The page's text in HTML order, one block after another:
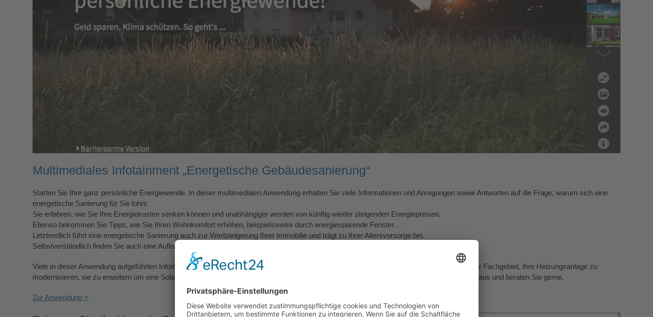
Multimediales Infotainment „Energetische Gebäudesanierung“
Starten Sie Ihre ganz persönliche Energiewende. In dieser multimedialen Anwendung erhalten Sie viele Informationen und Anregungen sowie Antworten auf die Frage, warum sich eine
energetische Sanierung für Sie lohnt.
Sie erfahren, wie Sie Ihre Energiekosten senken können und unabhängiger werden von künftig wieder steigenden Energiepreisen.
Ebenso bekommen Sie Tipps, wie Sie Ihren Wohnkomfort erhöhen, beispielsweise durch energiesparende Fenster.
Letztendlich führt eine energetische Sanierung auch zur Wertsteigerung Ihrer Immobilie und trägt zu Ihrer Altersvorsorge bei.
Selbstverständlich finden Sie auch eine Auflistung der aktuellen Fördermöglichkeiten mit Angaben zur Höhe der Förderungen.
Viele in dieser Anwendung aufgeführten Informationen bringt Ihnen das Team von Kurt Burmeister natürlich auch gern näher: Denn es ist unser Fachgebiet, Ihre Heizungsanlage zu
modernisieren, sie zu erweitern um eine Solaranlage zur Warmwasserbereitung und Heizungsunterstützung. Hiermit kennen wir uns bestens aus und beraten Sie gerne.
Zur Anwendung >